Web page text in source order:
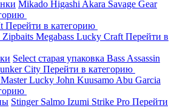
Mikado Higashi Akara Savage Gear
Перейти в категорию
Zipbaits Megabass Lucky Craft Перейти в
Select старая упаковка Bass Assassin
City Перейти в категорию
Lucky John Kuusamo Abu Garcia
Stinger Salmo Izumi Strike Pro Перейти